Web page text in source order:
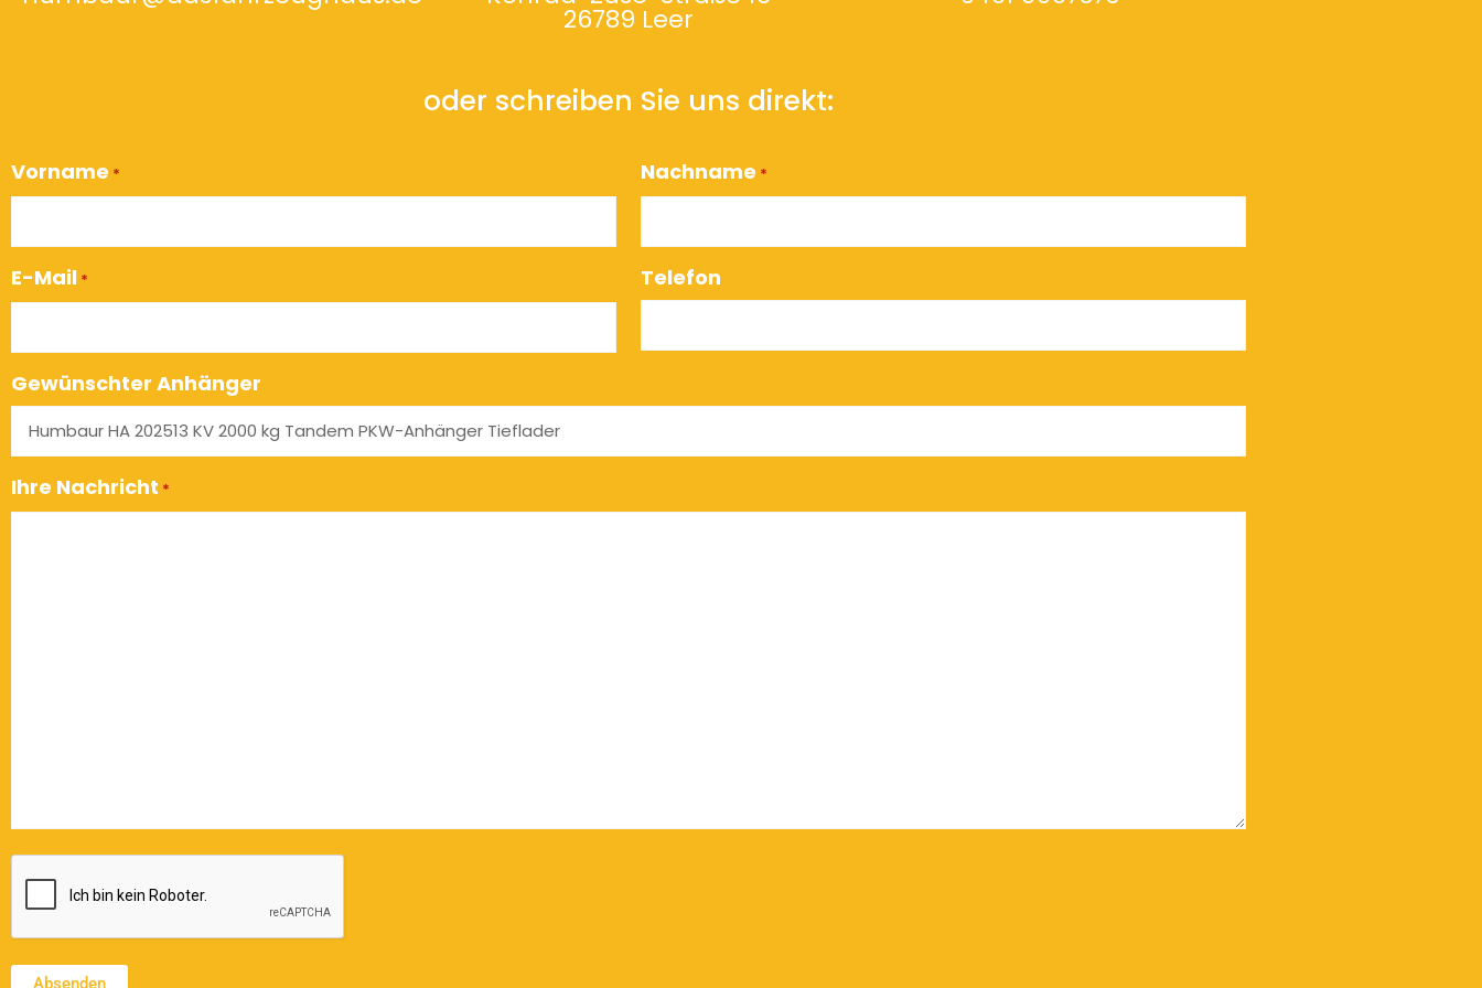
26789 Leer
oder schreiben Sie uns direkt:
Vorname * Nachname *
E-Mail * Telefon
Gewünschter Anhänger
Ihre Nachricht *